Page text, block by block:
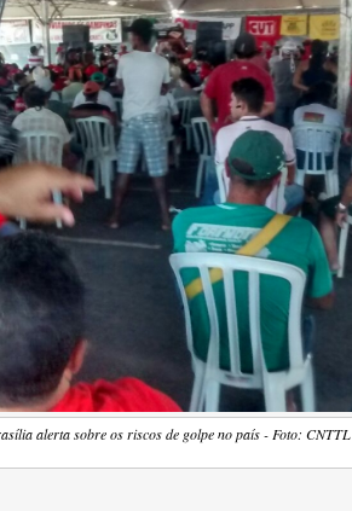
alerta sobre os riscos de golpe no país - Foto: CNTTL